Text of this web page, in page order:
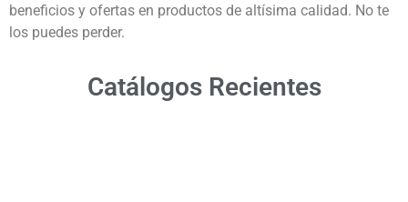
beneficios y ofertas en productos de altísima calidad. No te
los puedes perder.
Catálogos Recientes